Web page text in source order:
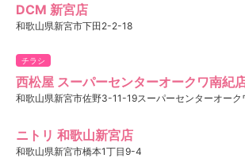
DCM 新宮店
和歌山県新宮市下田2-2-18
チラシ
西松屋 スーパーセンターオークワ南紀
和歌山県新宮市佐野3-11-19スーパーセンターオーク
ニトリ 和歌山新宮店
和歌山県新宮市橋本1丁目9-4